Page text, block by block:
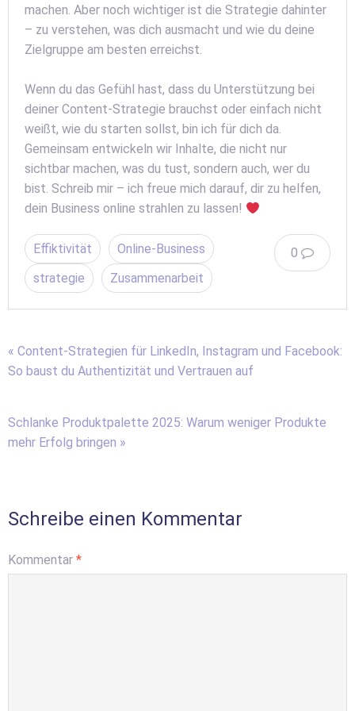
machen. Aber noch wichtiger ist die Strategie dahinter
– zu verstehen, was dich ausmacht und wie du deine
Zielgruppe am besten erreichst.
Wenn du das Gefühl hast, dass du Unterstützung bei
deiner Content-Strategie brauchst oder einfach nicht
weißt, wie du starten sollst, bin ich für dich da.
Gemeinsam entwickeln wir Inhalte, die nicht nur
sichtbar machen, was du tust, sondern auch, wer du
bist. Schreib mir – ich freue mich darauf, dir zu helfen,
dein Business online strahlen zu lassen!
0
Effiktivität
Online-Business
strategie
Zusammenarbeit
« Content-Strategien für LinkedIn, Instagram und Facebook:
So baust du Authentizität und Vertrauen auf
Schlanke Produktpalette 2025: Warum weniger Produkte
mehr Erfolg bringen »
Schreibe einen Kommentar
Kommentar *